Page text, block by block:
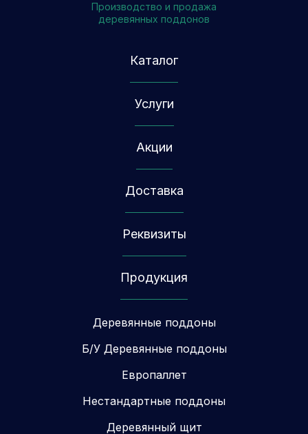
Производство и продажа
деревянных поддонов
Каталог
Услуги
Акции
Доставка
Реквизиты
Продукция
Деревянные поддоны
Б/У Деревянные поддоны
Европаллет
Нестандартные поддоны
Деревянный щит